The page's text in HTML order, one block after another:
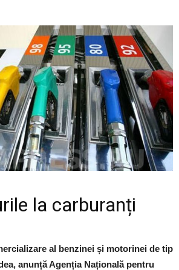
la carburanți
al benzinei și motorinei de tip
anunță Agenția Națională pentru